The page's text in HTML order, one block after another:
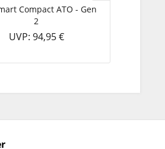
Compact ATO - Gen
2
UVP: 94,95 €